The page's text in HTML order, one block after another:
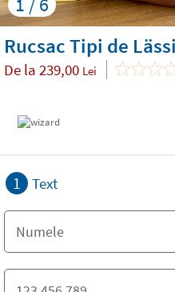
Rucsac Tipi de
De la 239,00 Lei
1 Text